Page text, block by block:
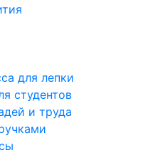
для лепки
студентов
и труда